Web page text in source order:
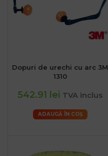
Dopuri de urechi cu arc 3M
1310
542.91 lei TVA inclus
ADAUGĂ ÎN COȘ